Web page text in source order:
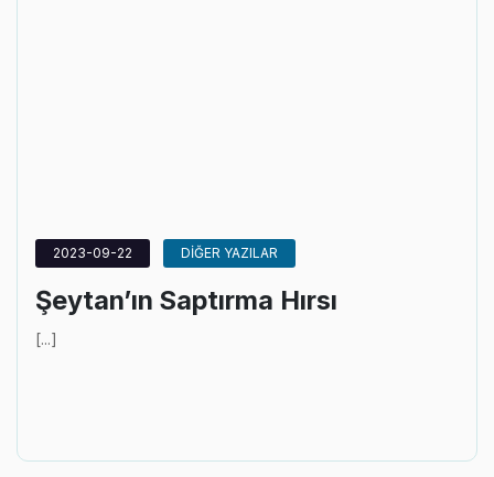
2023-09-22 DİĞER YAZILAR
Şeytan’ın Saptırma Hırsı
[...]